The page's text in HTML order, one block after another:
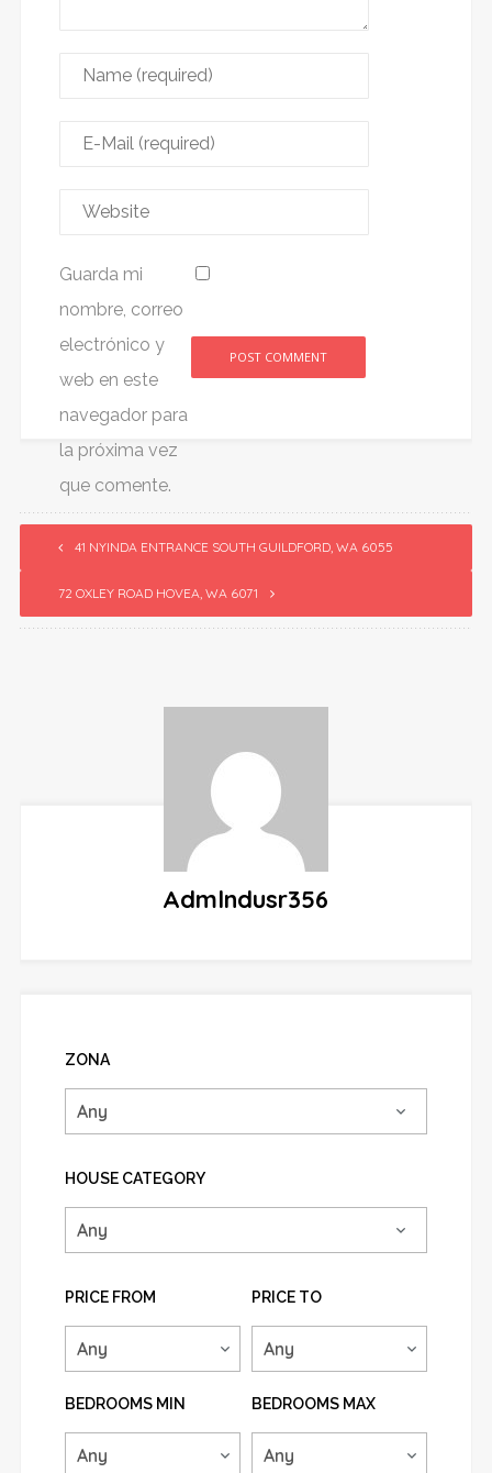
Guarda mi
nombre, correo
electrónico y
web en este
navegador para
la próxima vez
que comente.
41 NYINDA ENTRANCE SOUTH GUILDFORD, WA 6055
72 OXLEY ROAD HOVEA, WA 6071
Admlndusr356
ZONA
HOUSE CATEGORY
PRICE FROM PRICE TO
BEDROOMS MIN BEDROOMS MAX